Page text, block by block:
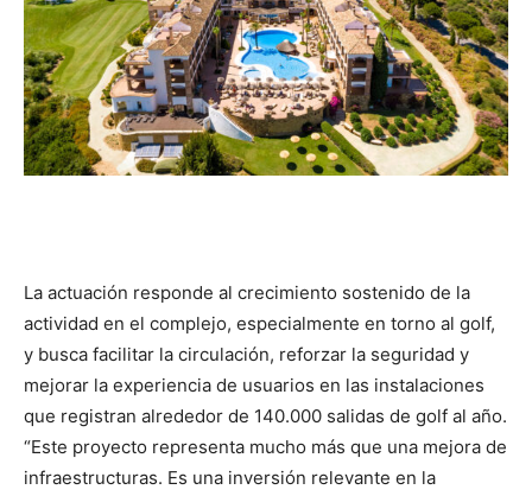
La actuación responde al crecimiento sostenido de la
actividad en el complejo, especialmente en torno al golf,
y busca facilitar la circulación, reforzar la seguridad y
mejorar la experiencia de usuarios en las instalaciones
que registran alrededor de 140.000 salidas de golf al año.
“Este proyecto representa mucho más que una mejora de
infraestructuras. Es una inversión relevante en la